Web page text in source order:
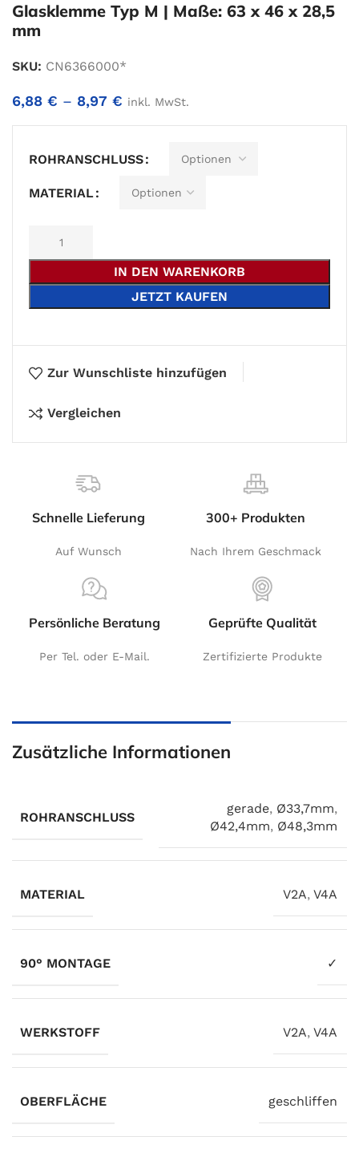
Glasklemme Typ M | Maße: 63 x 46 x 28,5
mm
SKU: CN6366000*
6,88 € – 8,97 € inkl. MwSt.
ROHRANSCHLUSS
MATERIAL
IN DEN WARENKORB
JETZT KAUFEN
Alternative:
Zur Wunschliste hinzufügen
Vergleichen
Schnelle Lieferung
Auf Wunsch
300+ Produkten
Nach Ihrem Geschmack
Persönliche Beratung
Per Tel. oder E-Mail.
Geprüfte Qualität
Zertifizierte Produkte
Zusätzliche Informationen
ROHRANSCHLUSS
gerade, Ø33,7mm,
Ø42,4mm, Ø48,3mm
MATERIAL V2A, V4A
90° MONTAGE ✓
WERKSTOFF V2A, V4A
OBERFLÄCHE geschliffen